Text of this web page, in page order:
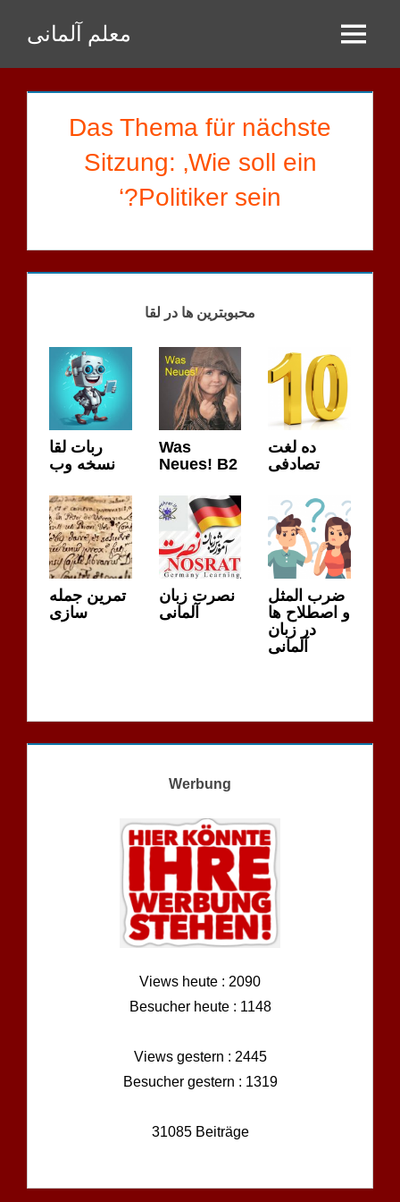
Inhalt
springen
معلم آلمانی Menu
Das Thema für nächste
Sitzung: ‚Wie soll ein
Politiker sein?‘
محبوبترین ها در لقا
ربات لقا
نسخه وب
Was
Neues! B2
ده لغت
تصادفی
تمرین جمله
سازی
نصرت زبان
آلمانی
ضرب المثل
و اصطلاح ها
در زبان
آلمانی
Werbung
Views heute : 2090
Besucher heute : 1148
Views gestern : 2445
Besucher gestern : 1319
31085 Beiträge